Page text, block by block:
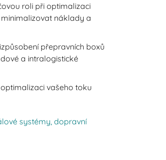
roli při optimalizaci
náklady a
přepravních boxů
a intralogistické
vašeho toku
systémy, dopravní